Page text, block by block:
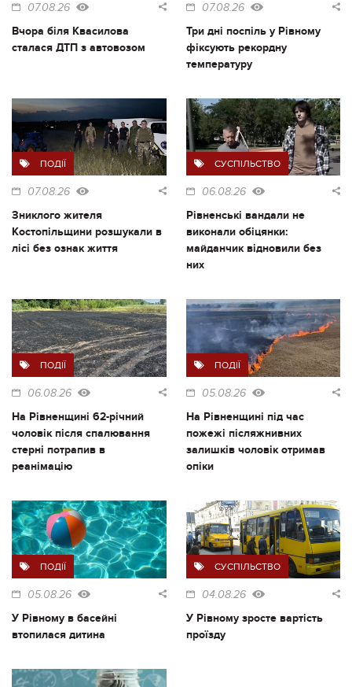
07.08.26
Вчора біля Квасилова
сталася ДТП з автовозом
07.08.26
Три дні поспіль у Рівному
фіксують рекордну
температуру
ПОДІЇ
07.08.26
Зниклого жителя
Костопільщини розшукали в
лісі без ознак життя
СУСПІЛЬСТВО
06.08.26
Рівненські вандали не
виконали обіцянки:
майданчик відновили без
них
ПОДІЇ
06.08.26
На Рівненщині 62-річний
чоловік після спалювання
стерні потрапив в
реанімацію
ПОДІЇ
05.08.26
На Рівненщині під час
пожежі післяжнивних
залишків чоловік отримав
опіки
ПОДІЇ
05.08.26
У Рівному в басейні
втопилася дитина
СУСПІЛЬСТВО
04.08.26
У Рівному зросте вартість
проїзду